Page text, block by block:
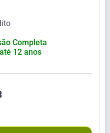
Completa
12 anos